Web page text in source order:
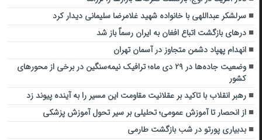
سرلشکر عبداللهی با خانواده شهید غلامرضا سلیمانی دیدار کرد
درهای بازگشت اتباع افغان به ایران رسماً باز شد
انهدام پهپاد دشمن متجاوز در آسمان تهران
وضعیت جاده‌ها در ۲۹ دی ماه؛ ترافیک نیمه‌سنگین در برخی از محورهای
کشور
رهبر انقلاب با تاکید بر عقلانیت مقاومت این مسیر را به آینده پیوند زد
از انحصار تا آموزش عمومی؛ تحلیلی بر سیر تحول آموزش پزشکی
بدبیاری پورتو در شب بازگشت طارمی